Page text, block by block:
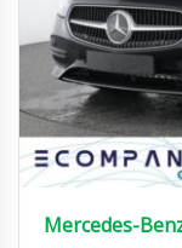
Mercedes-